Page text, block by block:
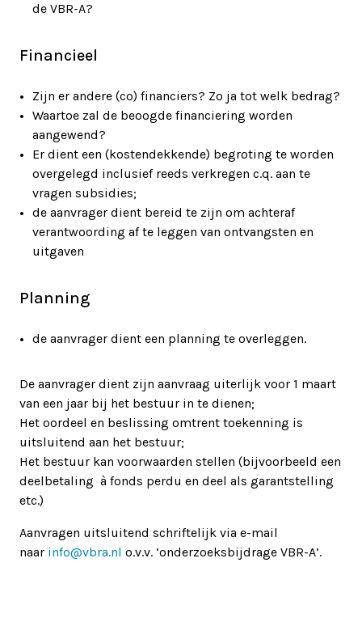
de VBR-A?
Financieel
Zijn er andere (co) financiers? Zo ja tot welk bedrag?
Waartoe zal de beoogde financiering worden
aangewend?
Er dient een (kostendekkende) begroting te worden
overgelegd inclusief reeds verkregen c.q. aan te
vragen subsidies;
de aanvrager dient bereid te zijn om achteraf
verantwoording af te leggen van ontvangsten en
uitgaven
Planning
de aanvrager dient een planning te overleggen.
De aanvrager dient zijn aanvraag uiterlijk voor 1 maart
van een jaar bij het bestuur in te dienen;
Het oordeel en beslissing omtrent toekenning is
uitsluitend aan het bestuur;
Het bestuur kan voorwaarden stellen (bijvoorbeeld een
deelbetaling à fonds perdu en deel als garantstelling
etc.)
Aanvragen uitsluitend schriftelijk via e-mail
naar info@vbra.nl o.v.v. ‘onderzoeksbijdrage VBR-A’.